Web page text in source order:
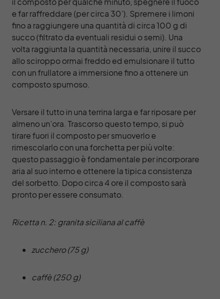
e far raffreddare (per circa 30’). Spremere i limoni
fino a raggiungere una quantità di circa 100 g di
succo (filtrato da eventuali residui o semi). Una
volta raggiunta la quantità necessaria, unire il succo
allo sciroppo ormai freddo ed emulsionare il tutto
con un frullatore a immersione fino a ottenere un
composto spumoso.
Versare il tutto in una terrina larga e far riposare per
almeno un’ora. Trascorso questo tempo, si può
tirare fuori il composto per smuoverlo e
rimescolarlo con una forchetta per più volte:
questo passaggio è fondamentale per incorporare
aria al suo interno e ottenere la tipica consistenza
del sorbetto. Dopo circa 4 ore il composto sarà
pronto per essere consumato.
Ricetta n. 2: granita siciliana al caffè
zucchero (75 g)
caffè (250 g)